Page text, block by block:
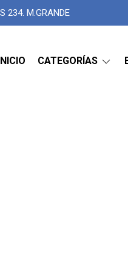
234. M.GRANDE
CATEGORÍAS